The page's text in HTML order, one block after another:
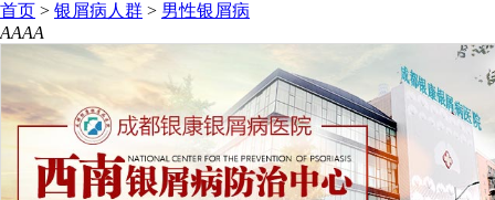
首页 > 银屑病人群 > 男性银屑病
AAAA